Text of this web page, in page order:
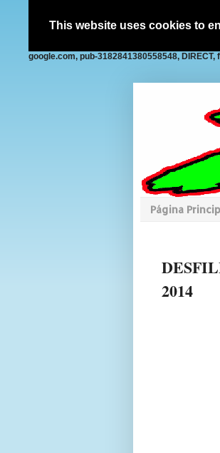
This website uses cookies to
google.com, pub-3182841380558548,
Página
2014